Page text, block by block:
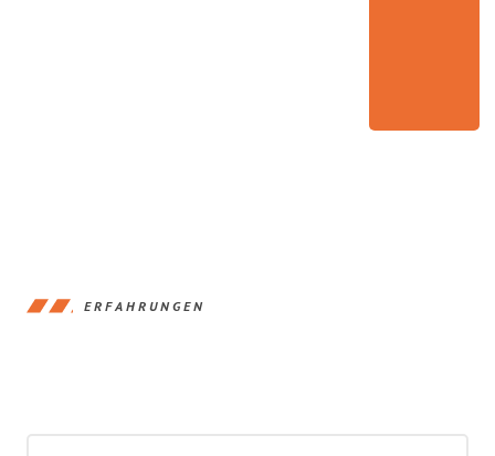
ERFAHRUNGEN